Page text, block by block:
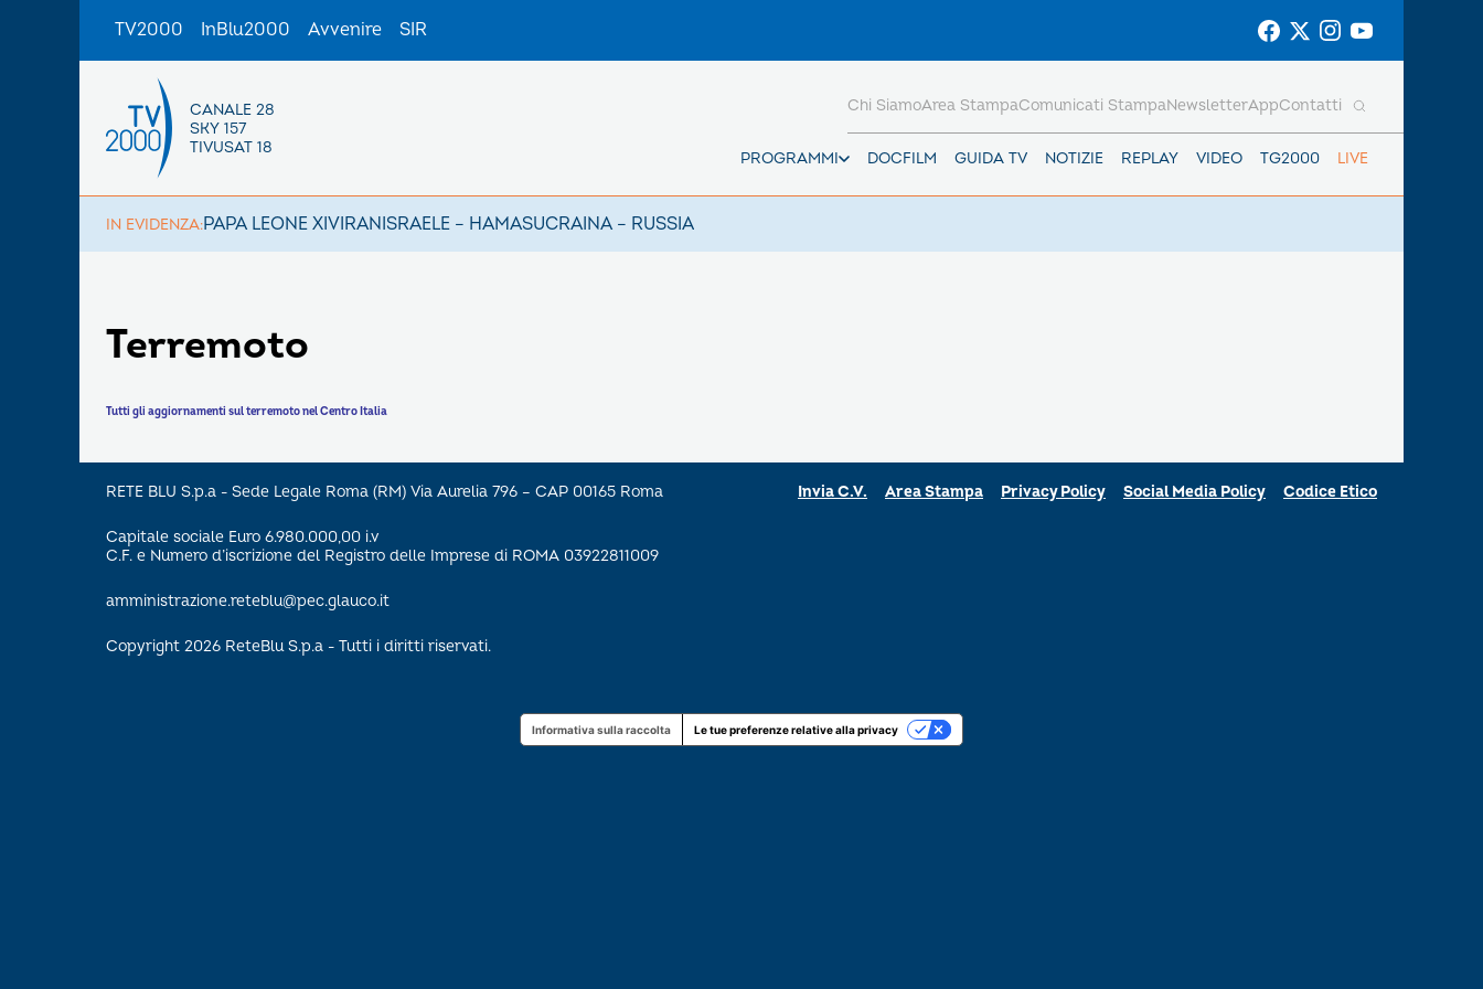
TV2000 InBlu2000 Avvenire SIR
CANALE 28
SKY 157
TIVUSAT 18
PROGRAMMI DOCFILM GUIDA TV NOTIZIE REPLAY VIDEO TG2000 LIVE
Chi SiamoArea StampaComunicati StampaNewsletterAppContatti
IN EVIDENZA:PAPA LEONE XIVIRANISRAELE – HAMASUCRAINA – RUSSIA
Terremoto
Tutti gli aggiornamenti sul terremoto nel Centro Italia
RETE BLU S.p.a - Sede Legale Roma (RM) Via Aurelia 796 – CAP 00165 Roma
Capitale sociale Euro 6.980.000,00 i.v
C.F. e Numero d’iscrizione del Registro delle Imprese di ROMA 03922811009
amministrazione.reteblu@pec.glauco.it
Copyright 2026 ReteBlu S.p.a - Tutti i diritti riservati.
Invia C.V. Area Stampa Privacy Policy Social Media Policy Codice Etico
Informativa sulla raccolta Le tue preferenze relative alla privacy